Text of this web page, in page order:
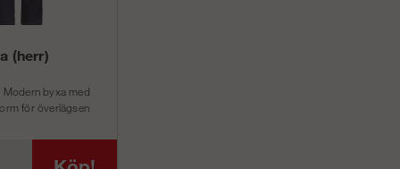
(herr)
byxa med
för överlägsen